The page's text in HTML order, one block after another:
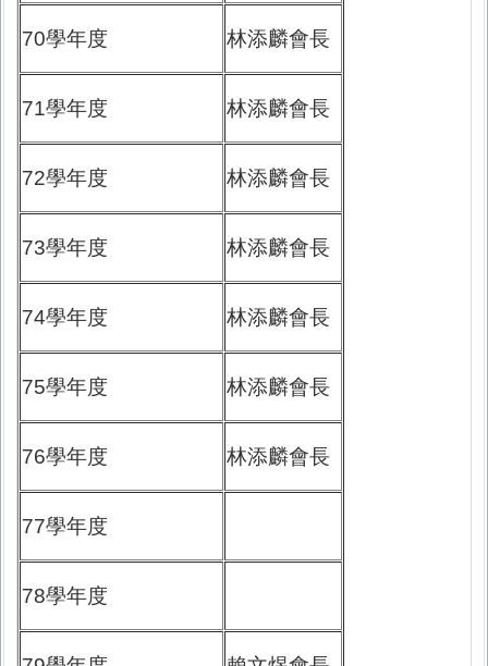
70學年度 林添麟會長
71學年度 林添麟會長
72學年度 林添麟會長
73學年度 林添麟會長
74學年度 林添麟會長
75學年度 林添麟會長
76學年度 林添麟會長
77學年度
78學年度